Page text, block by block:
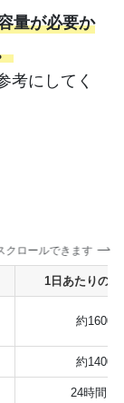
量が必要か
考にしてく
クロールできます
1日あたりの
約1600
約1400
24時間以